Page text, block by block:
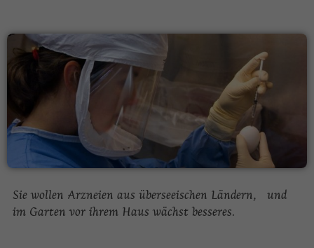
Sie wollen Arzneien aus überseeischen Ländern, und
im Garten vor ihrem Haus wächst besseres.